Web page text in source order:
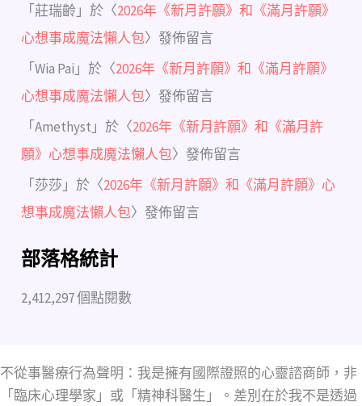
「莊瑞齡 」於〈2026年《新月許願》和《滿月許願》
心想事成魔法懶人包〉發佈留言
「Wia Pai 」於〈2026年《新月許願》和《滿月許願》
心想事成魔法懶人包〉發佈留言
「Amethyst 」於〈2026年《新月許願》和《滿月許
願》心想事成魔法懶人包〉發佈留言
「 莎莎 」於〈2026年《新月許願》和《滿月許願》心
想事成魔法懶人包〉發佈留言
部落格統計
2,412,297 個點閱數
不從事醫療行為聲明：我是擁有國際證照的心靈諮商師，非
「臨床心理學家」或「精神科醫生」。差別在於我不是透過